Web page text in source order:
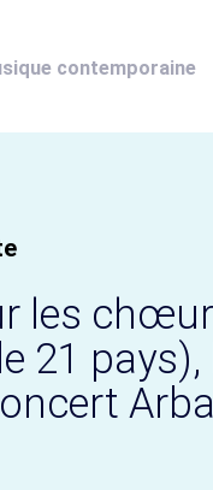
contemporaine
les
21